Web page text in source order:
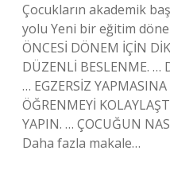
Çocukların akademik
yolu Yeni bir eğitim
ÖNCESİ DÖNEM İÇİN
DÜZENLİ BESLENME. …
… EGZERSİZ
ÖĞRENMEYİ
YAPIN. … ÇOCUĞUN
Daha fazla makale…